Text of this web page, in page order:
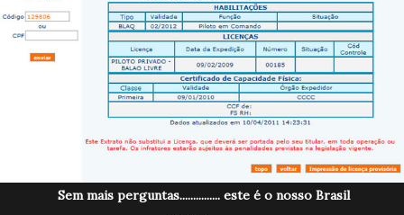
Sem mais perguntas............... este é o nosso Brasil